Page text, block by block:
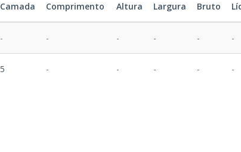
Comprimento Altura Largura
Camada Bruto
- - - - - -
5 - - - - -